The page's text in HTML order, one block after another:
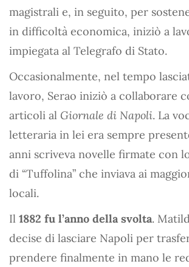
magistrali e, in seguito, per
in difficoltà economica, iniziò a
impiegata al Telegrafo di Stato.
Occasionalmente, nel tempo
lavoro, Serao iniziò a collaborare
articoli al Giornale di Napoli. La
letteraria in lei era sempre
anni scriveva novelle firmate con
di “Tuffolina” che inviava ai
locali.
Il 1882 fu l’anno della svolta.
decise di lasciare Napoli per
prendere finalmente in mano le